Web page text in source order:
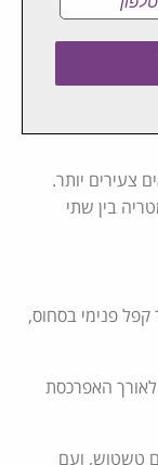
צעירים יותר.
בין שתי
פנימי בסחוס,
האפרכסת
טשטוש, ועם